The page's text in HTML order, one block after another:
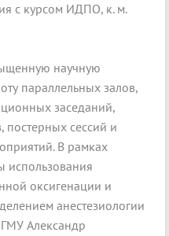
с курсом ИДПО, к. м.
научную
параллельных залов,
заседаний,
постерных сессий и
В рамках
использования
оксигенации и
анестезиологии
Александр